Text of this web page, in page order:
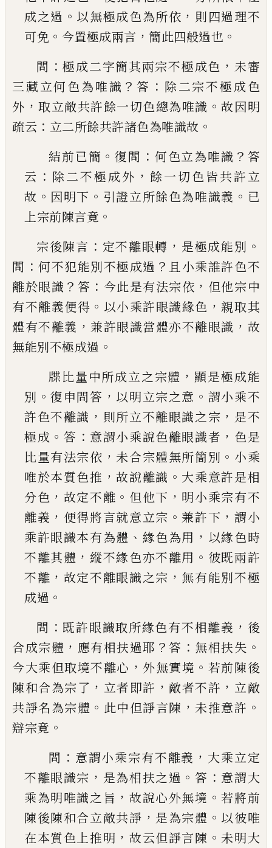
成之過 。 以無極成色為所依 ， 則四過理不
可免 。 今置極成兩言 ， 簡此四般過也 。
問 ：極成二字簡其兩宗不極成色 ， 未審
三藏立何色為唯識 ？答 ： 除二宗不極成色
外 ，取立敵共許餘一切色總為唯識 。故因明
疏云 ： 立二所餘共許諸色為唯識故 。
結前已簡 。復問 ： 何色立為唯識 ？ 答
云 ： 除二不極成外 ， 餘一切色皆共許立
故 。 因明下 。 引證立所餘色為唯識義 。 已
上宗前陳言竟 。
宗後陳言 ： 定不離眼轉 ， 是極成能別 。
問 ：何不犯能別不極成過 ？ 且小乘誰許色不
離於眼識 ？ 答 ： 今此是有法宗依 ， 但他宗中
有不離義便得 。 以小乘許眼識緣色 ，親取其
體有不離義 ，兼許眼識當體亦不離眼識 ， 故
無能別不極成過 。
牒比量中所成立之宗體 ， 顯是極成能
別 。復申問答 ， 以明立宗之意 。 謂小乘不
許色不離識 ， 則所立不離眼識之宗 ， 是不
極成 。 答 ： 意謂小乘說色離眼識者 ， 色是
比量有法宗依 ， 未合宗體無所簡別 。 小乘
唯於本質色推 ，故說離識 。 大乘意許是相
分色 ， 故定不離 。 但他下 ， 明小乘宗有不
離義 ， 便得將言就意立宗 。兼許下 ， 謂小
乘許眼識本有為體 、 緣色為用 ， 以緣色時
不離其體 ， 縱不緣色亦不離用 。 彼既兩許
不離 ， 故定不離眼識之宗 ， 無有能別不極
成過 。
問 ： 既許眼識取所緣色有不相離義 ， 後
合成宗體 ， 應有相扶過耶 ？答 ： 無相扶失 。
今大乘但取境不離心 ， 外無實境 。 若前陳後
陳和合為宗了 ， 立者即許 ， 敵者不許 ， 立敵
共諍名為宗體 。 此中但諍言陳 ， 未推意許 。
辯宗竟 。
問 ： 意謂小乘宗有不離義 ， 大乘立定
不離眼識宗 ， 是為相扶之過 。答 ： 意謂大
乘為明唯識之旨 ， 故說心外無境 。若將前
陳後陳和合立敵共諍 ， 是為宗體 。 以彼唯
在本質色上推明 ， 故云但諍言陳 。 未明大